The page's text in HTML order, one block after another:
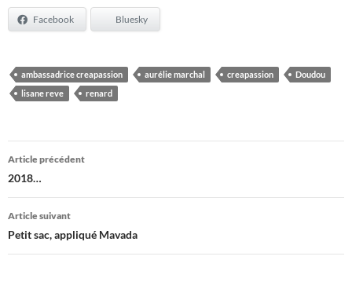
Facebook Bluesky
ambassadrice creapassion aurélie marchal creapassion
Doudou
lisane reve
renard
Navigation
des
articles
Article précédent
2018…
Article suivant
Petit sac, appliqué Mavada